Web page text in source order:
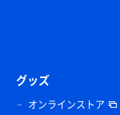
グッズ
オンラインストア